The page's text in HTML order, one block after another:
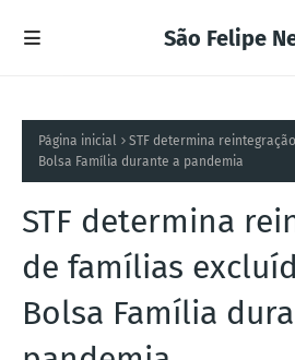
São Felipe
Página inicial
STF determina
Bolsa Família durante a pandemia
STF determina
de famílias
Bolsa Família